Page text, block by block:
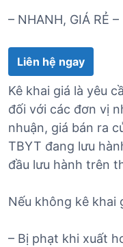
– NHANH, GIÁ RẺ
Liên hệ ngay
Kê khai giá là yêu
đối với các đơn vị
nhuận, giá bán ra
TBYT đang lưu
đầu lưu hành trên
Nếu không kê khai
– Bị phạt khi xuất